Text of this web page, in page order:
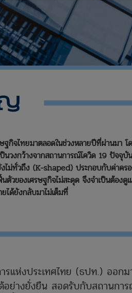
ประเทศไทย จัดงาน “มหกรรมร่วมใจแก้หนี้ :
ฐกิจไทยมาตลอดในช่วงหลายปีที่ผ่านมา โ
นวงกว้างจากสถานการณ์โควิด 19 ปัจจุ
ม่ทั่วถึง (K-shaped) ประกอบกับค่าครอ
วของเศรษฐกิจไม่สะดุด จึงจำเป็นต้องดู
ยได้ยังกลับมาไม่เต็มที่
แห่งประเทศไทย (ธปท.) ออกมา
ย่างยั่งยืน สอดรับกับสถานการ